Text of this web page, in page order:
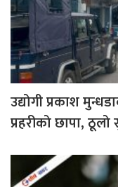
उद्योगी प्रकाश
प्रहरीको छापा,